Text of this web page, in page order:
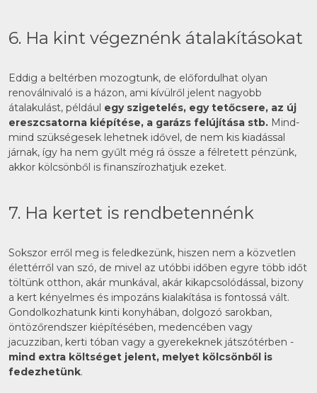
6. Ha kint végeznénk átalakításokat
Eddig a beltérben mozogtunk, de előfordulhat olyan
renoválnivaló is a házon, ami kívülről jelent nagyobb
átalakulást, például egy szigetelés, egy tetőcsere, az új
ereszcsatorna kiépítése, a garázs felújítása stb. Mind-
mind szükségesek lehetnek idővel, de nem kis kiadással
járnak, így ha nem gyűlt még rá össze a félretett pénzünk,
akkor kölcsönből is finanszírozhatjuk ezeket.
7. Ha kertet is rendbetennénk
Sokszor erről meg is feledkezünk, hiszen nem a közvetlen
élettérről van szó, de mivel az utóbbi időben egyre több időt
töltünk otthon, akár munkával, akár kikapcsolódással, bizony
a kert kényelmes és impozáns kialakítása is fontossá vált.
Gondolkozhatunk kinti konyhában, dolgozó sarokban,
öntözőrendszer kiépítésében, medencében vagy
jacuzziban, kerti tóban vagy a gyerekeknek játszótérben -
mind extra költséget jelent, melyet kölcsönből is
fedezhetünk.